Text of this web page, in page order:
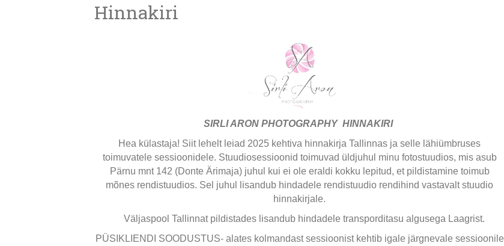
Hinnakiri
SIRLI ARON PHOTOGRAPHY HINNAKIRI
Hea külastaja! Siit lehelt leiad 2025 kehtiva hinnakirja Tallinnas ja selle lähiümbruses
toimuvatele sessioonidele. Stuudiosessioonid toimuvad üldjuhul minu fotostuudios, mis asub
Pärnu mnt 142 (Donte Ärimaja) juhul kui ei ole eraldi kokku lepitud, et pildistamine toimub
mõnes rendistuudios. Sel juhul lisandub hindadele rendistuudio rendihind vastavalt stuudio
hinnakirjale.
Väljaspool Tallinnat pildistades lisandub hindadele transporditasu algusega Laagrist.
PÜSIKLIENDI SOODUSTUS- alates kolmandast sessioonist kehtib igale järgnevale sessioonile